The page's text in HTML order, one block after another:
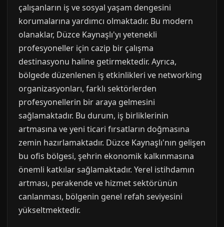
çalışanların iş ve sosyal yaşam dengesini
korumalarına yardımcı olmaktadır. Bu modern
olanaklar, Düzce Kaynaşlı'yı yetenekli
profesyoneller için cazip bir çalışma
destinasyonu haline getirmektedir. Ayrıca,
bölgede düzenlenen iş etkinlikleri ve networking
organizasyonları, farklı sektörlerden
profesyonellerin bir araya gelmesini
sağlamaktadır. Bu durum, iş birliklerinin
artmasına ve yeni ticari fırsatların doğmasına
zemin hazırlamaktadır. Düzce Kaynaşlı'nın gelişen
bu ofis bölgesi, şehrin ekonomik kalkınmasına
önemli katkılar sağlamaktadır. Yerel istihdamın
artması, perakende ve hizmet sektörünün
canlanması, bölgenin genel refah seviyesini
yükseltmektedir.